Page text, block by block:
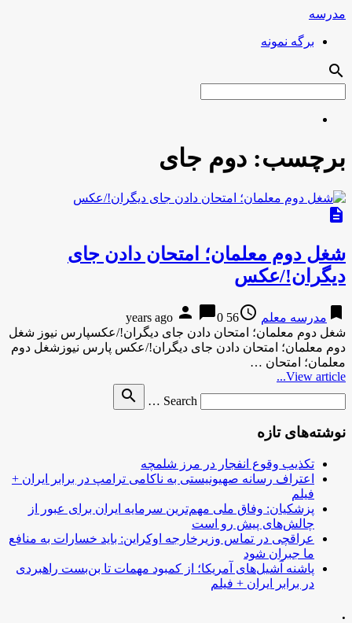
مدرسه
برگه نمونه
search
برچسب: دوم جای
description
شغل دوم معلمان؛ امتحان دادن جای
دیگران!/عکس
bookmark مدرسه معلم access_time
56 years ago
person chat_bubble0
شغل دوم معلمان؛ امتحان دادن جای دیگران!/عکسپارس نیوز شغل
دوم معلمان؛ امتحان دادن جای دیگران!/عکس پارس نیوزشغل دوم
معلمان؛ امتحان …
View article...
Search …
search
نوشته‌های تازه
تکذیب وقوع انفجار در مرز شلمچه
اعتراف رسانه صهیونیستی به ناکامی ترامپ در برابر ایران +
فیلم
پزشکیان: وفاق ملی مهم‌ترین سرمایه ایران برای عبور از
چالش‌های پیش رو است
عراقچی در تماس وزیرخارجه اوکراین: باید خسارات به منافع
ما جبران شود
پاشنه آشیل‌های آمریکا؛ از کمبود مهمات تا بن‌بست راهبردی
در برابر ایران + فیلم
.